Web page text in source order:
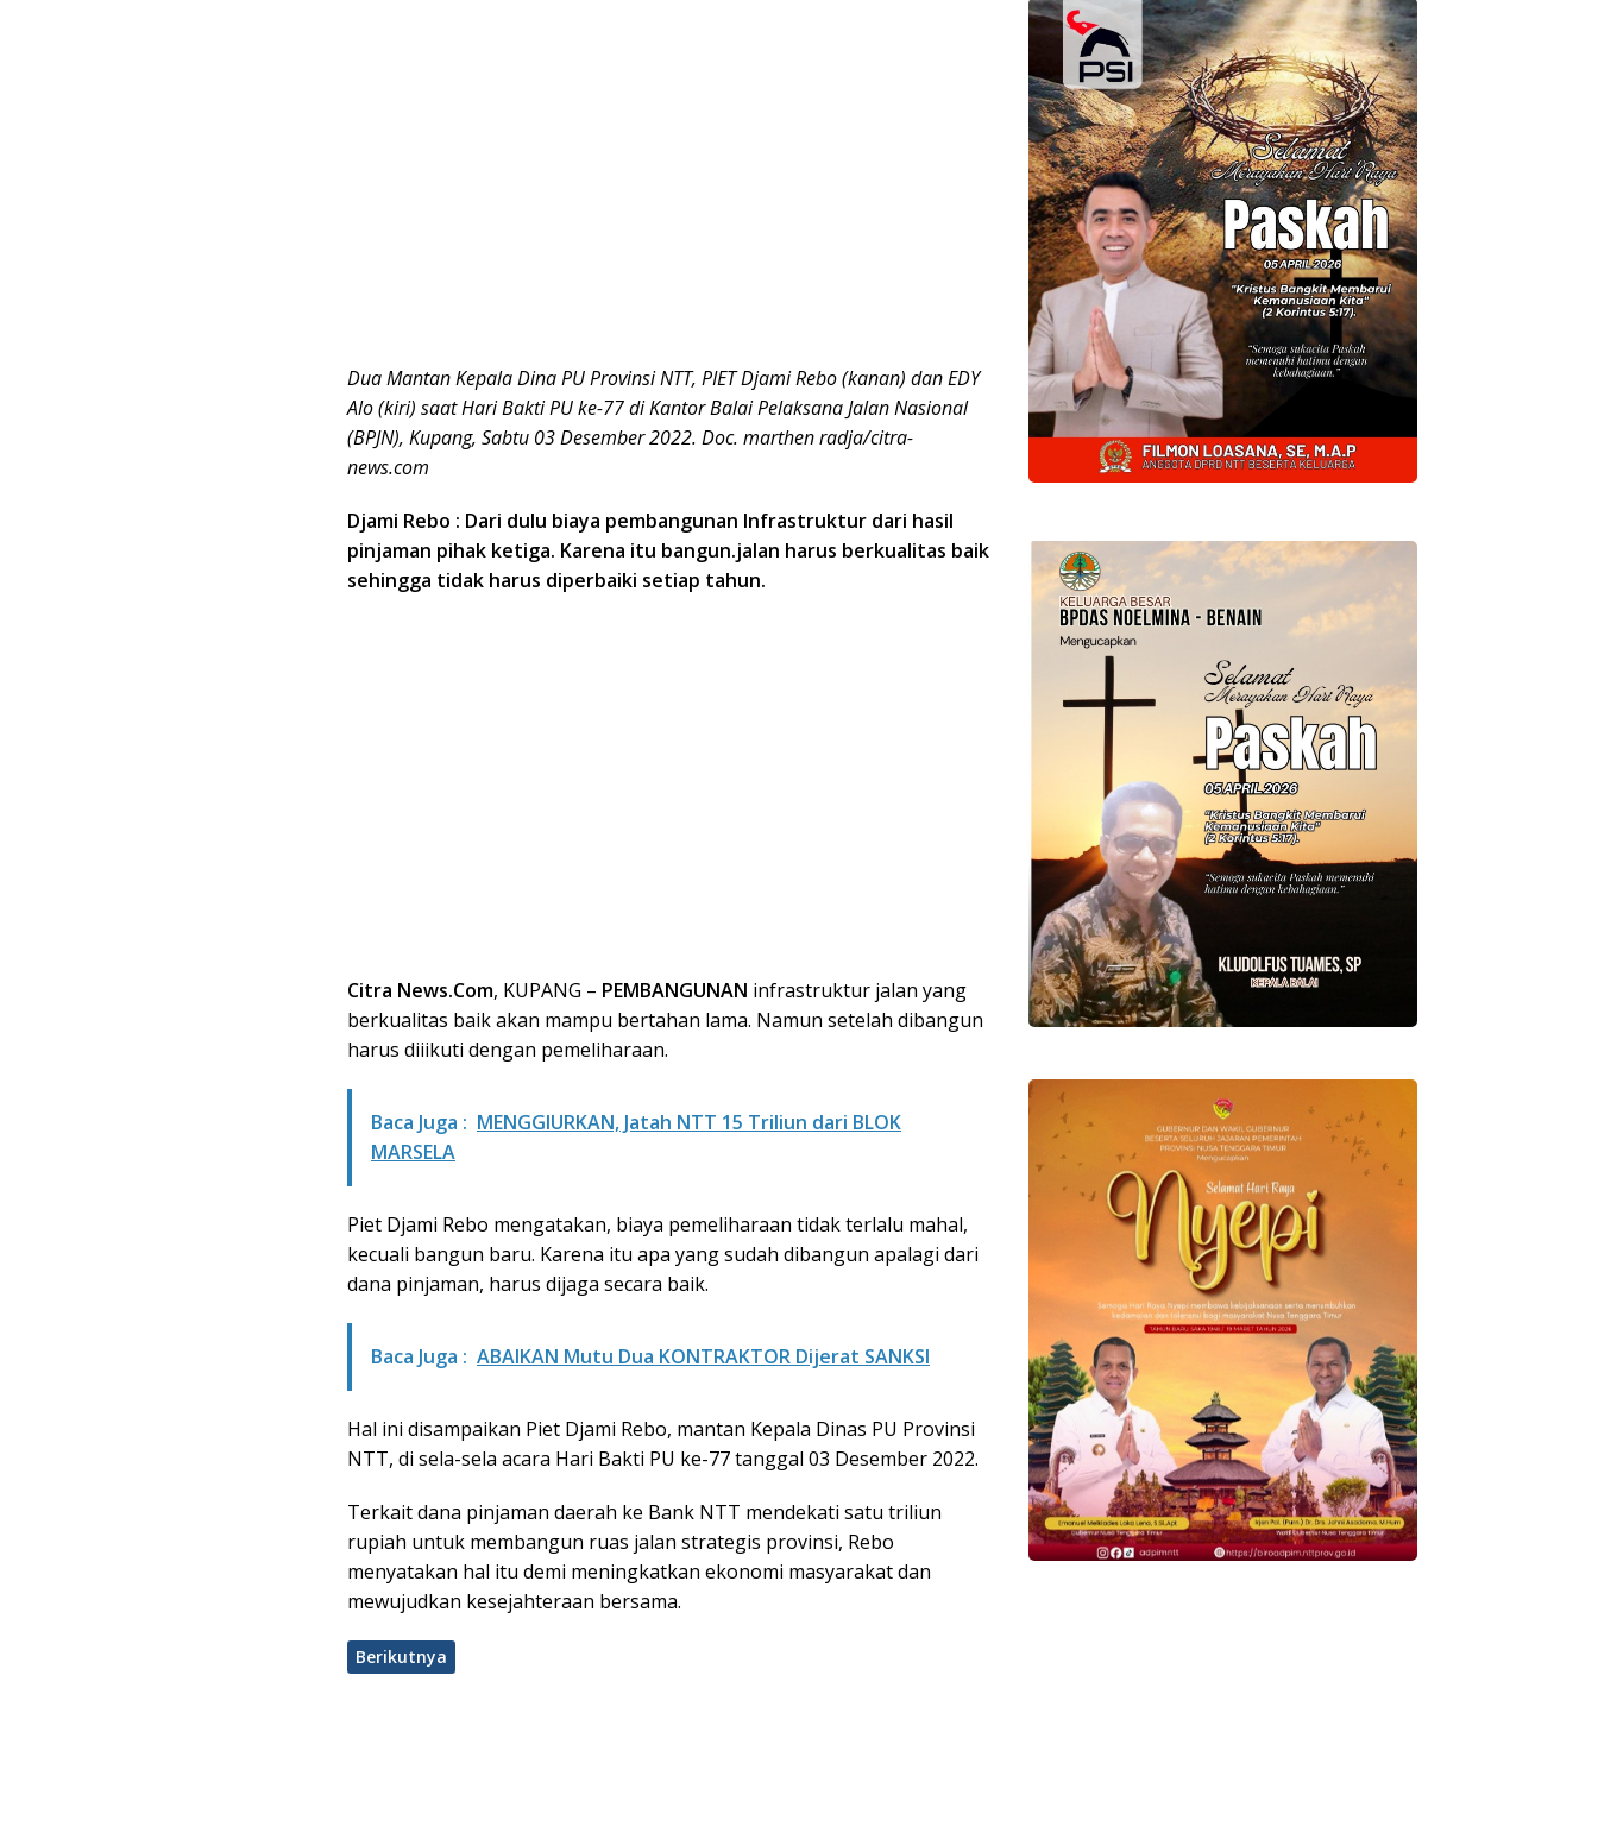
Dua Mantan Kepala Dina PU Provinsi NTT, PIET Djami Rebo (kanan) dan EDY
Alo (kiri) saat Hari Bakti PU ke-77 di Kantor Balai Pelaksana Jalan Nasional
(BPJN), Kupang, Sabtu 03 Desember 2022. Doc. marthen radja/citra-
news.com
Djami Rebo : Dari dulu biaya pembangunan Infrastruktur dari hasil
pinjaman pihak ketiga. Karena itu bangun.jalan harus berkualitas baik
sehingga tidak harus diperbaiki setiap tahun.
Citra News.Com, KUPANG – PEMBANGUNAN infrastruktur jalan yang
berkualitas baik akan mampu bertahan lama. Namun setelah dibangun
harus diiikuti dengan pemeliharaan.
Baca Juga : MENGGIURKAN, Jatah NTT 15 Triliun dari BLOK
MARSELA
Piet Djami Rebo mengatakan, biaya pemeliharaan tidak terlalu mahal,
kecuali bangun baru. Karena itu apa yang sudah dibangun apalagi dari
dana pinjaman, harus dijaga secara baik.
Baca Juga : ABAIKAN Mutu Dua KONTRAKTOR Dijerat SANKSI
Hal ini disampaikan Piet Djami Rebo, mantan Kepala Dinas PU Provinsi
NTT, di sela-sela acara Hari Bakti PU ke-77 tanggal 03 Desember 2022.
Terkait dana pinjaman daerah ke Bank NTT mendekati satu triliun
rupiah untuk membangun ruas jalan strategis provinsi, Rebo
menyatakan hal itu demi meningkatkan ekonomi masyarakat dan
mewujudkan kesejahteraan bersama.
Berikutnya